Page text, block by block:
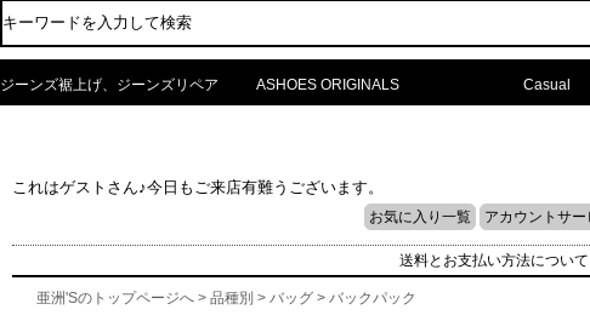
ジーンズ裾上げ、ジーンズリペア ASHOES ORIGINALS Casual
これはゲストさん♪今日もご来店有難うございます。
お気に入り一覧 アカウントサー
送料とお支払い方法について
亜洲'Sのトップページへ > 品種別 > バッグ > バックパック